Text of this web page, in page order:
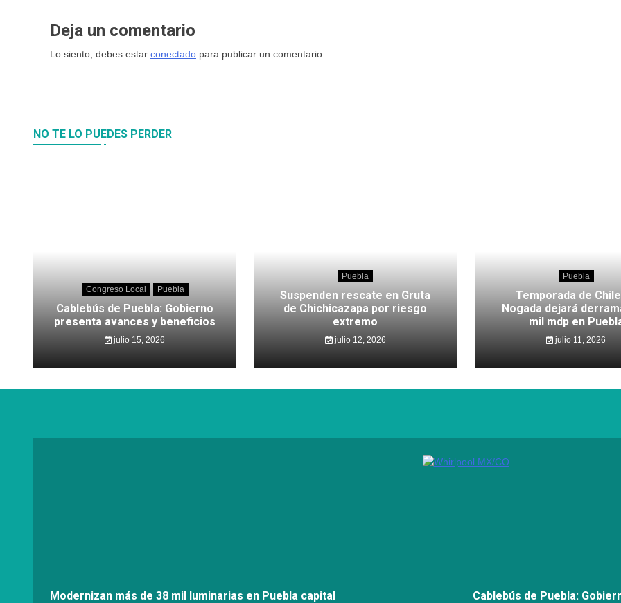
Deja un comentario
Lo siento, debes estar conectado para publicar un comentario.
NO TE LO PUEDES PERDER
Congreso Local Puebla
Cablebús de Puebla: Gobierno
presenta avances y beneficios
julio 15, 2026
Puebla
Suspenden rescate en Gruta
de Chichicazapa por riesgo
extremo
julio 12, 2026
Puebla
Temporada de
Nogada dejará
mil mdp en
julio 11, 2026
Modernizan más de 38 mil luminarias en Puebla capital Cablebús de Puebla: